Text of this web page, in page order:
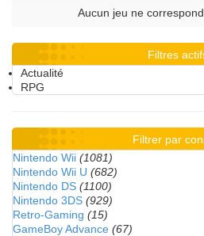
Aucun jeu ne
Filtres
Actualité
RPG
Filtrer par
Nintendo Wii (1081)
Nintendo Wii U (682)
Nintendo DS (1100)
Nintendo 3DS (929)
Retro-Gaming (15)
GameBoy Advance (67)